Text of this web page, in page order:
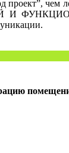
проект”, чем
И